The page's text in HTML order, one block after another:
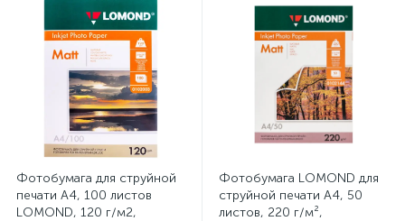
Фотобумага для струйной
печати А4, 100 листов
LOMOND, 120 г/м2,
Фотобумага LOMOND для
струйной печати А4, 50
листов, 220 г/м²,